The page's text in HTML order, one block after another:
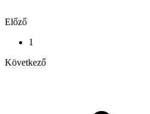
Előző
1
Következő